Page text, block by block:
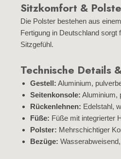
Sitzkomfort &
Die Polster bestehen aus
Fertigung in Deutschland sorgt
Sitzgefühl.
Technische Details
Gestell: Aluminium,
Seitenkonsole: Aluminium,
Rückenlehnen: Edelstahl,
Füße: Füße mit integrierter
Polster: Mehrschichtiger
Bezüge: